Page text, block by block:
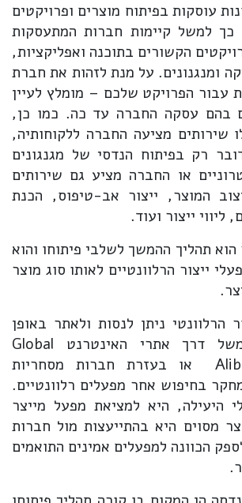
עוסקות בפיתוח מוצרים ופרויקטים
כך למשל קיימות חברות המתעסקות
הקשורים בתוכנה ואפליקציות,
ומנגנונים. על מנת לזהות את חברת
עבור הפרויקט שלכם – מומלץ לעיין
בהם עסקה החברה עד כה. כמו כן,
שירותים מציעה החברה ללקוחותיה,
רק בפיתוח הנדסי של מגנגונים
או החברה מציע גם שירותים
המוצר, ייצור אב-טיפוס, הכנת
ייצור ועוד.
הוא תהליך ההמשך לשלבי פיתוחו והוא
ייצור הרלוונטיים לאותו סוג מוצר
הרלוונטי ניתן לנסות ולאתר באופן
עצמאי, כמו למשל דרך אתרי האינטרנט Global
Sourcing וAlibaba או בעזרת חברות מסחריות
בחיפוש אחר מפעלים רלוונטיים.
היעילה, היא למציאת מפעל מייצר
מסוים היא בהתייעצות מול חברות
הכוונה למפעלים אמינים התואמים